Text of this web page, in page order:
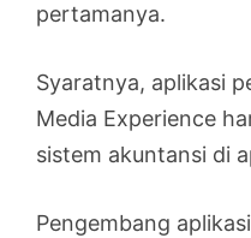
pertamanya.
Syaratnya, aplikasi
Media Experience
sistem akuntansi di
Pengembang